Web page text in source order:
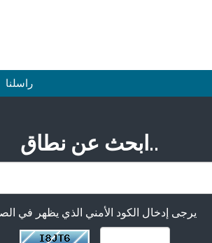
راسلنا
ابحث عن نطاق..
يرجى إدخال الكود الأمني الذي يظهر في